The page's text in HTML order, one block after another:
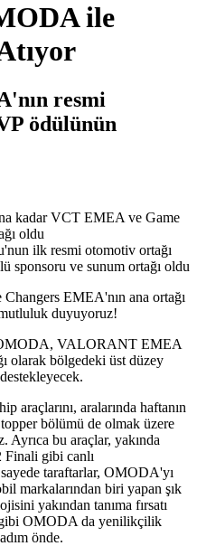
ile
resmi
ödülünün
kadar VCT EMEA ve Game
oldu
ilk resmi otomotiv ortağı
ve sunum ortağı oldu
EMEA'nın ana ortağı
duyuyoruz!
OMODA, VALORANT EMEA
olarak bölgedeki üst düzey
araçlarını, aralarında haftanın
bölümü de olmak üzere
Ayrıca bu araçlar, yakında
Finali gibi canlı
taraftarlar, OMODA'yı
markalarından biri yapan şık
yakından tanıma fırsatı
gibi OMODA da yenilikçilik
önde.